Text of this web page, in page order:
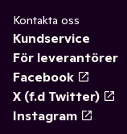
Kontakta oss
Kundservice
För leverantörer
Facebook
X (f.d Twitter)
Instagram